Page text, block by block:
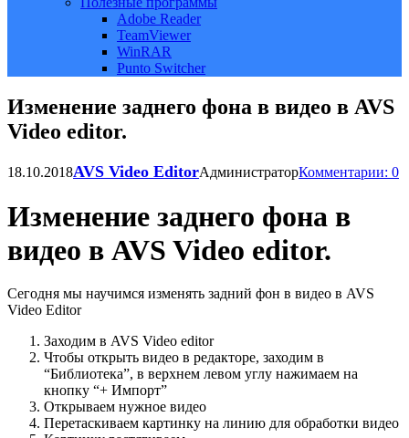
Adobe Reader
TeamViewer
WinRAR
Punto Switcher
Изменение заднего фона в видео в AVS
Video editor.
18.10.2018AVS Video EditorАдминистраторКомментарии: 0
Изменение заднего фона в
видео в AVS Video editor.
Сегодня мы научимся изменять задний фон в видео в AVS
Video Editor
Заходим в AVS Video editor
Чтобы открыть видео в редакторе, заходим в
“Библиотека”, в верхнем левом углу нажимаем на
кнопку “+ Импорт”
Открываем нужное видео
Перетаскиваем картинку на линию для обработки видео